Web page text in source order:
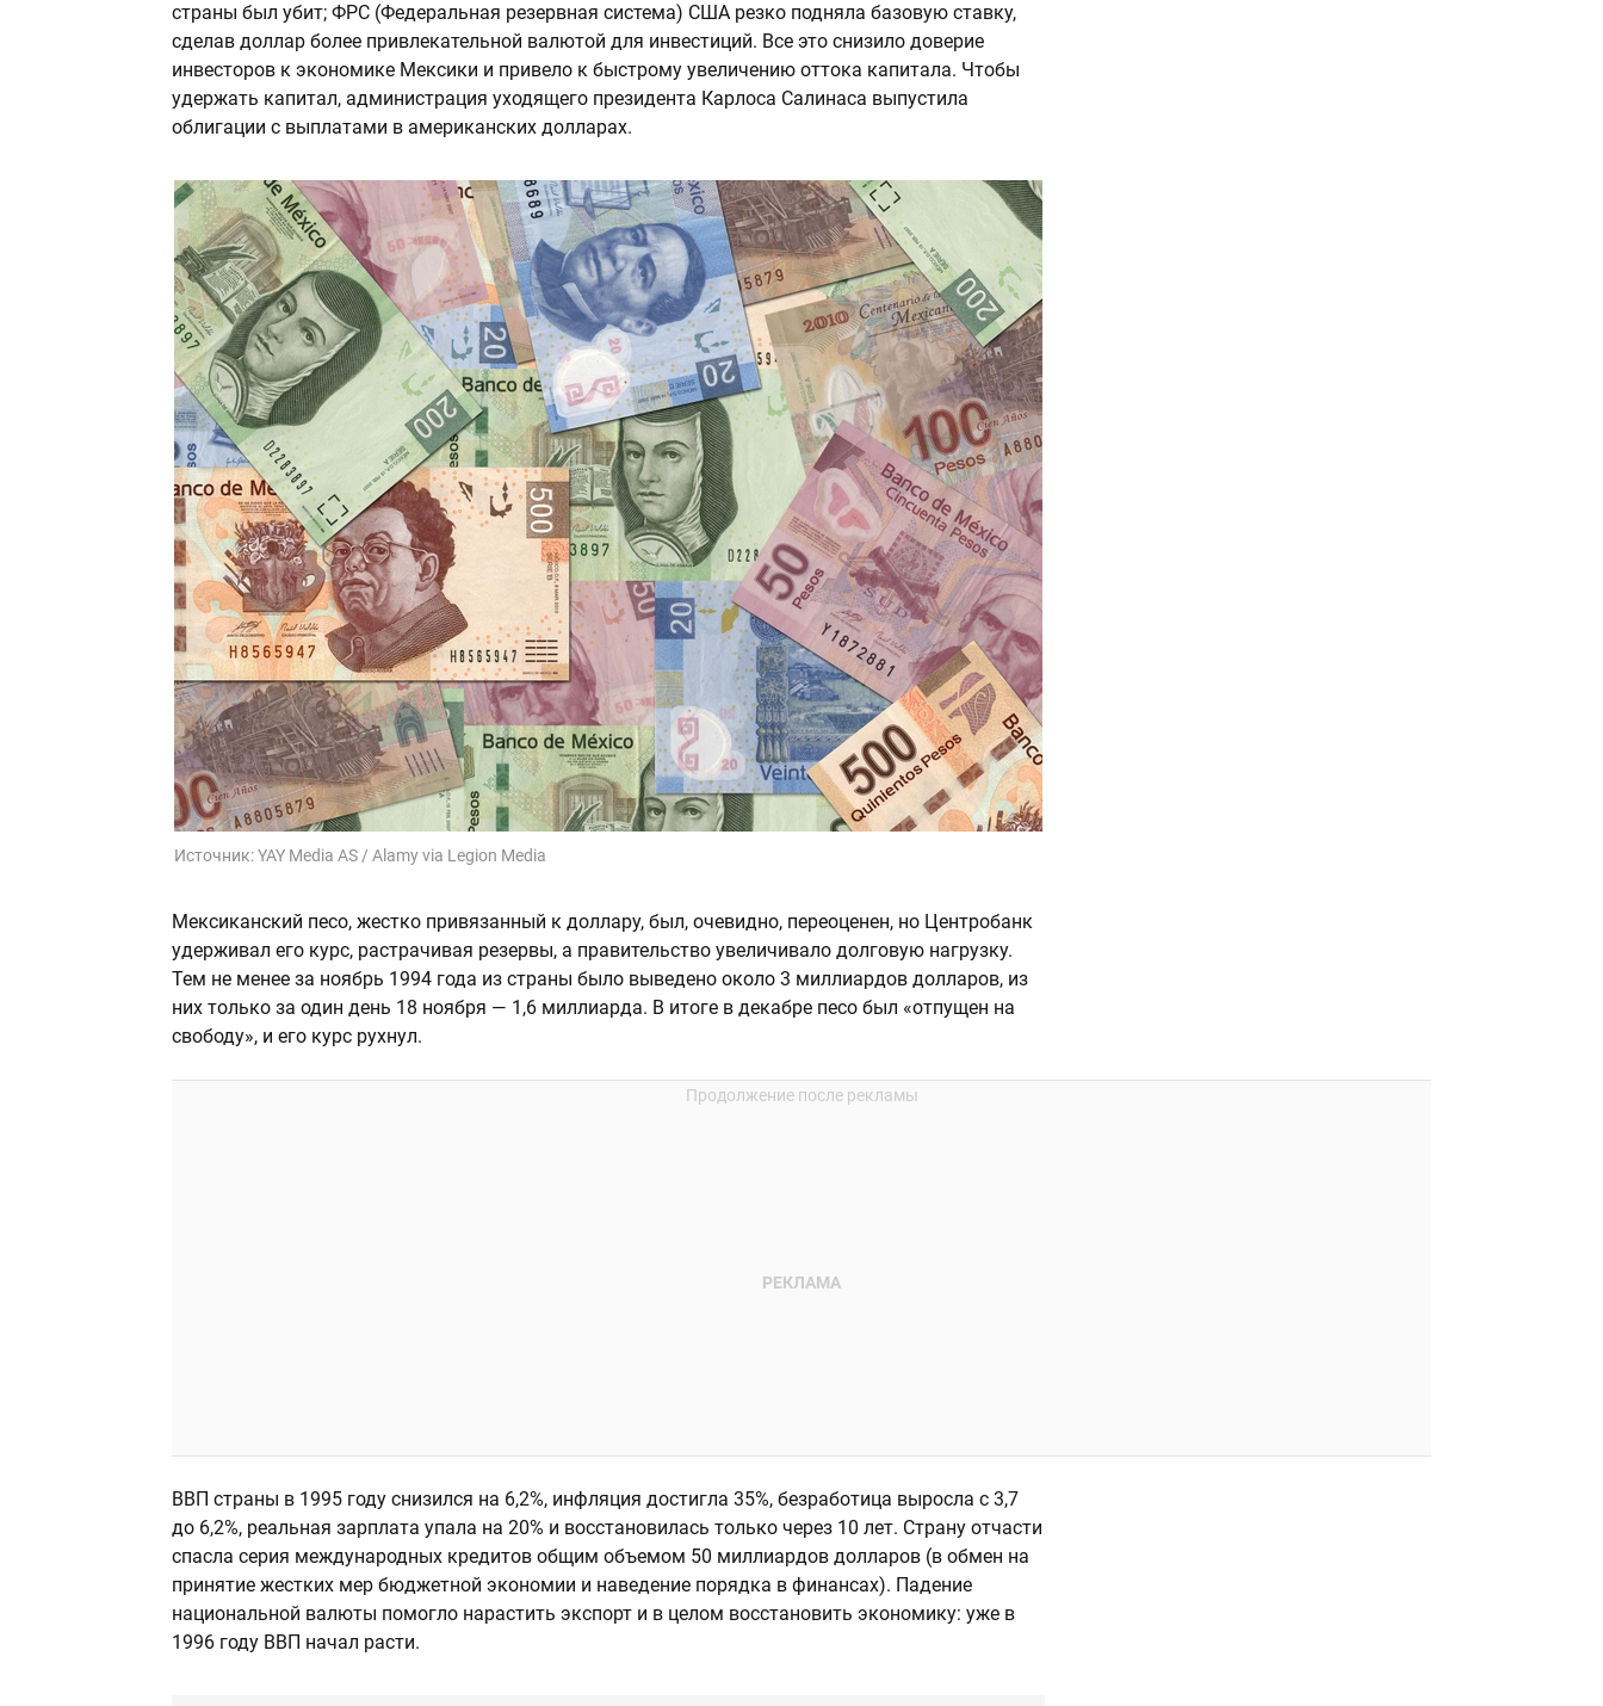
страны был убит; ФРС (Федеральная резервная система) США резко подняла базовую ставку,
сделав доллар более привлекательной валютой для инвестиций. Все это снизило доверие
инвесторов к экономике Мексики и привело к быстрому увеличению оттока капитала. Чтобы
удержать капитал, администрация уходящего президента Карлоса Салинаса выпустила
облигации с выплатами в американских долларах.
Источник:YAY Media AS / Alamy via Legion Media
Мексиканский песо, жестко привязанный к доллару, был, очевидно, переоценен, но Центробанк
удерживал его курс, растрачивая резервы, а правительство увеличивало долговую нагрузку.
Тем не менее за ноябрь 1994 года из страны было выведено около 3 миллиардов долларов, из
них только за один день 18 ноября — 1,6 миллиарда. В итоге в декабре песо был «отпущен на
свободу», и его курс рухнул.
ВВП страны в 1995 году снизился на 6,2%, инфляция достигла 35%, безработица выросла с 3,7
до 6,2%, реальная зарплата упала на 20% и восстановилась только через 10 лет. Страну отчасти
спасла серия международных кредитов общим объемом 50 миллиардов долларов (в обмен на
принятие жестких мер бюджетной экономии и наведение порядка в финансах). Падение
национальной валюты помогло нарастить экспорт и в целом восстановить экономику: уже в
1996 году ВВП начал расти.